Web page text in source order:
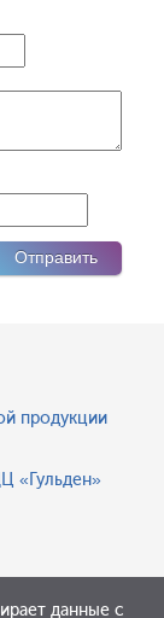
продукции
«Гульден»
данные с